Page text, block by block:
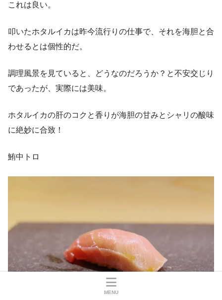
これは良い。
叩いたホタルイカは昨今流行りの仕事で、それを海胆と合
わせるとは個性的だ。
調理風景を見ていると、どうなのだろうか？と不安交じり
であったが、実際には美味。
ホタルイカの肝のコクと香りが海胆の甘みとシャリの酸味
に絶妙に合致！
鮪中トロ
MENU